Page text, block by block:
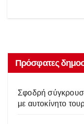
Πρόσφατες
Σφοδρή
με αυτοκίνητο